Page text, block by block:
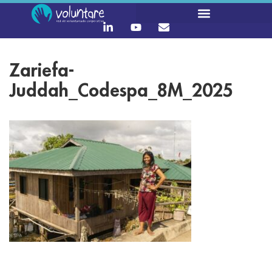
Zariefa-
Juddah_Codespa_8M_2025